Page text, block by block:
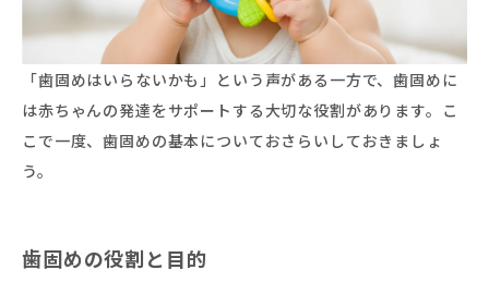
「歯固めはいらないかも」という声がある一方で、歯固めに
は赤ちゃんの発達をサポートする大切な役割があります。こ
こで一度、歯固めの基本についておさらいしておきましょ
う。
歯固めの役割と目的